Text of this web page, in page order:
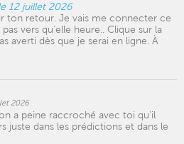
12 juillet 2026
ton retour. Je vais me connecter ce
vers qu’elle heure.. Clique sur la
averti dès que je serai en ligne. À
2026
a peine raccroché avec toi qu'il
juste dans les prédictions et dans le